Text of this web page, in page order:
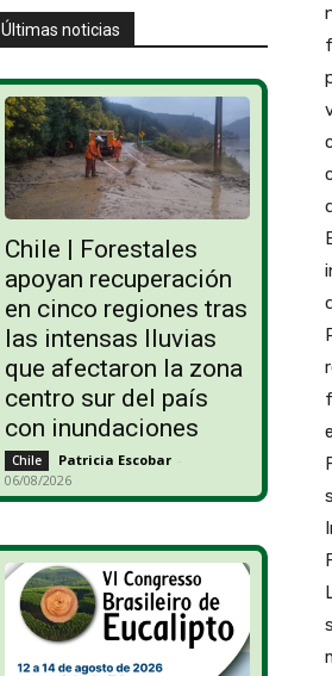
Últimas noticias
Chile | Forestales
apoyan recuperación
en cinco regiones tras
las intensas lluvias
que afectaron la zona
centro sur del país
con inundaciones
Chile Patricia Escobar -
06/08/2026